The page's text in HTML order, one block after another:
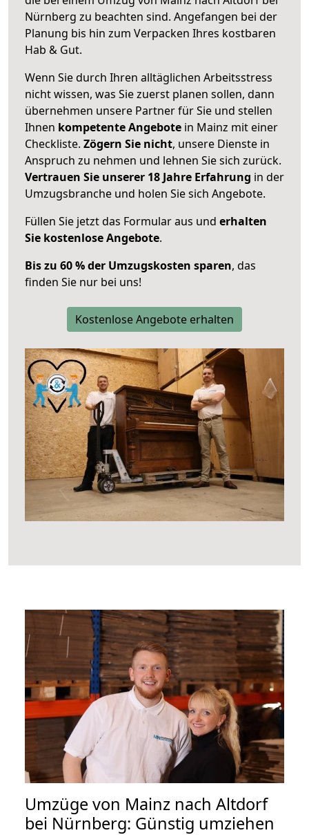
Nürnberg zu beachten sind. Angefangen bei der
Planung bis hin zum Verpacken Ihres kostbaren
Hab & Gut.
Wenn Sie durch Ihren alltäglichen Arbeitsstress
nicht wissen, was Sie zuerst planen sollen, dann
übernehmen unsere Partner für Sie und stellen
Ihnen kompetente Angebote in Mainz mit einer
Checkliste. Zögern Sie nicht, unsere Dienste in
Anspruch zu nehmen und lehnen Sie sich zurück.
Vertrauen Sie unserer 18 Jahre Erfahrung in der
Umzugsbranche und holen Sie sich Angebote.
Füllen Sie jetzt das Formular aus und erhalten
Sie kostenlose Angebote.
Bis zu 60 % der Umzugskosten sparen, das
finden Sie nur bei uns!
Kostenlose Angebote erhalten
Umzüge von Mainz nach Altdorf
bei Nürnberg: Günstig umziehen